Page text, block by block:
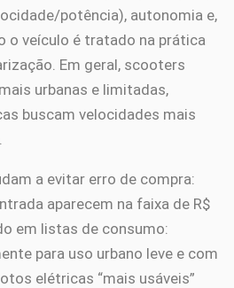
potência), autonomia e,
o veículo é tratado na prática
Em geral, scooters
urbanas e limitadas,
buscam velocidades mais
a evitar erro de compra:
aparecem na faixa de R$
em listas de consumo:
para uso urbano leve e com
elétricas “mais usáveis”